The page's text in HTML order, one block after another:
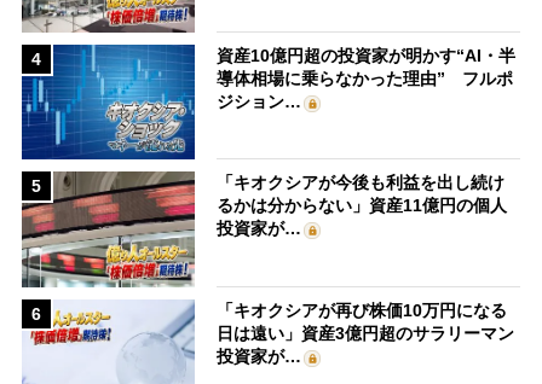
4
資産10億円超の投資家が明かす“AI・半
導体相場に乗らなかった理由” フルポ
ジション…
5
「キオクシアが今後も利益を出し続け
るかは分からない」資産11億円の個人
投資家が…
6
「キオクシアが再び株価10万円になる
日は遠い」資産3億円超のサラリーマン
投資家が…